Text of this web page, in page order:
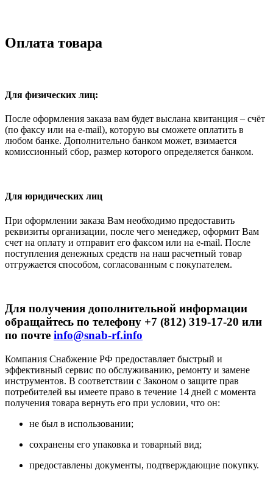
Оплата товара
Для физических лиц:
После оформления заказа вам будет выслана квитанция – счёт
(по факсу или на e-mail), которую вы сможете оплатить в
любом банке. Дополнительно банком может, взимается
комиссионный сбор, размер которого определяется банком.
Для юридических лиц
При оформлении заказа Вам необходимо предоставить
реквизиты организации, после чего менеджер, оформит Вам
счет на оплату и отправит его факсом или на e-mail. После
поступления денежных средств на наш расчетный товар
отгружается способом, согласованным с покупателем.
Для получения дополнительной информации
обращайтесь по телефону +7 (812) 319-17-20 или
по почте info@snab-rf.info
Компания Снабжение РФ предоставляет быстрый и
эффективный сервис по обслуживанию, ремонту и замене
инструментов. В соответствии с Законом о защите прав
потребителей вы имеете право в течение 14 дней с момента
получения товара вернуть его при условии, что он:
не был в использовании;
сохранены его упаковка и товарный вид;
предоставлены документы, подтверждающие покупку.